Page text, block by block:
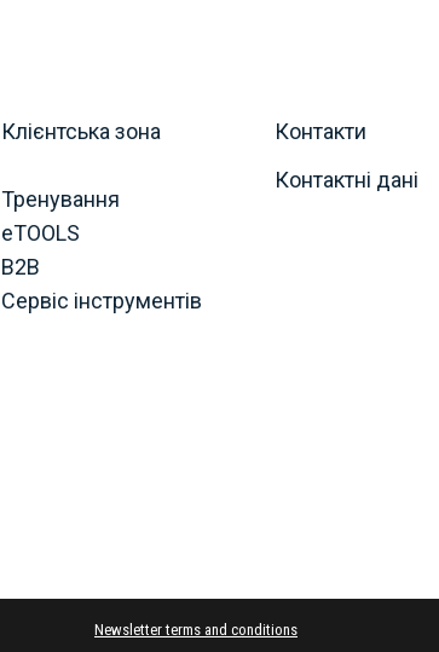
Клієнтська зона
Тренування
eTOOLS
B2B
Сервіс інструментів
Контакти
Контактні дані
Newsletter terms and conditions